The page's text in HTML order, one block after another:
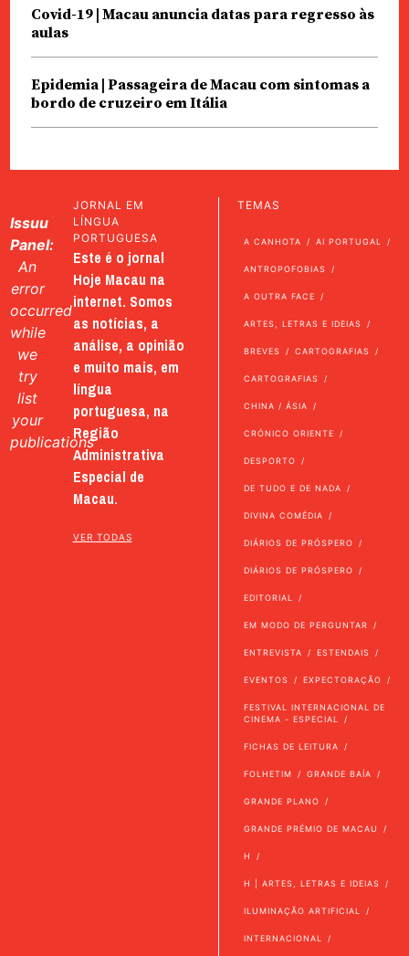
Covid-19 | Macau anuncia datas para regresso às
aulas
Epidemia | Passageira de Macau com sintomas a
bordo de cruzeiro em Itália
Issuu
Panel:
An
error
occurred
while
we
try
list
your
publications
JORNAL EM
LÍNGUA
PORTUGUESA
Este é o jornal
Hoje Macau na
internet. Somos
as notícias, a
análise, a opinião
e muito mais, em
língua
portuguesa, na
Região
Administrativa
Especial de
Macau.
VER TODAS
TEMAS
A CANHOTA AI PORTUGAL
ANTROPOFOBIAS
A OUTRA FACE
ARTES, LETRAS E IDEIAS
BREVES CARTOGRAFIAS
CARTOGRAFIAS
CHINA / ÁSIA
CRÓNICO ORIENTE
DESPORTO
DE TUDO E DE NADA
DIVINA COMÉDIA
DIÁRIOS DE PRÓSPERO
DIÁRIOS DE PRÓSPERO
EDITORIAL
EM MODO DE PERGUNTAR
ENTREVISTA ESTENDAIS
EVENTOS EXPECTORAÇÃO
FESTIVAL INTERNACIONAL DE
CINEMA - ESPECIAL
FICHAS DE LEITURA
FOLHETIM GRANDE BAÍA
GRANDE PLANO
GRANDE PRÉMIO DE MACAU
H
H | ARTES, LETRAS E IDEIAS
ILUMINAÇÃO ARTIFICIAL
INTERNACIONAL